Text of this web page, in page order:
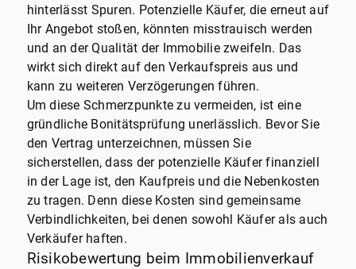
hinterlässt Spuren. Potenzielle Käufer, die erneut auf
Ihr Angebot stoßen, könnten misstrauisch werden
und an der Qualität der Immobilie zweifeln. Das
wirkt sich direkt auf den Verkaufspreis aus und
kann zu weiteren Verzögerungen führen.
Um diese Schmerzpunkte zu vermeiden, ist eine
gründliche Bonitätsprüfung unerlässlich. Bevor Sie
den Vertrag unterzeichnen, müssen Sie
sicherstellen, dass der potenzielle Käufer finanziell
in der Lage ist, den Kaufpreis und die Nebenkosten
zu tragen. Denn diese Kosten sind gemeinsame
Verbindlichkeiten, bei denen sowohl Käufer als auch
Verkäufer haften.
Risikobewertung beim Immobilienverkauf